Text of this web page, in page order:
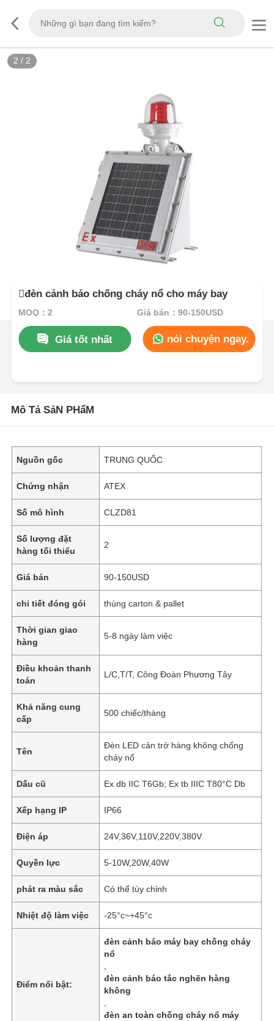
2 / 2
đèn cảnh báo chống cháy nổ cho máy bay
MOQ：2 Giá bán：90-150USD
Giá tốt nhất nói chuyện ngay.
Mô Tả SảN PHẩM
Nguồn gốc TRUNG QUỐC
Chứng nhận ATEX
Số mô hình CLZD81
Số lượng đặt
hàng tối thiểu
2
Giá bán 90-150USD
chi tiết đóng gói thùng carton & pallet
Thời gian giao
hàng
5-8 ngày làm việc
Điều khoản thanh
toán
L/C,T/T, Công Đoàn Phương Tây
Khả năng cung
cấp
500 chiếc/tháng
Tên
Đèn LED cản trở hàng không chống
cháy nổ
Dấu cũ Ex db IIC T6Gb; Ex tb IIIC T80°C Db
Xếp hạng IP IP66
Điện áp 24V,36V,110V,220V,380V
Quyền lực 5-10W,20W,40W
phát ra màu sắc Có thể tùy chỉnh
Nhiệt độ làm việc -25°c~+45°c
Điểm nổi bật:
đèn cảnh báo máy bay chống cháy
nổ
đèn cảnh báo tắc nghẽn hàng
không
đèn an toàn chống cháy nổ máy